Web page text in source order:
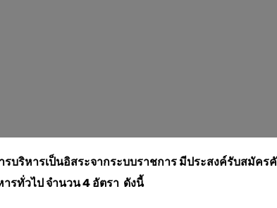
บริหารเป็นอิสระจากระบบราชการ มีประสงค์รับสมัคร
รทั่วไป จำนวน 4 อัตรา ดังนี้